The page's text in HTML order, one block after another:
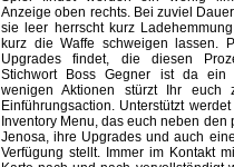
Anzeige oben rechts. Bei zuviel
sie leer herrscht kurz
kurz die Waffe schweigen lassen.
Upgrades findet, die diesen
Stichwort Boss Gegner ist da ein
wenigen Aktionen stürzt Ihr
Einführungsaction. Unterstützt
Inventory Menu, das euch neben
Jenosa, ihre Upgrades und auch
Verfügung stellt. Immer im Kontakt